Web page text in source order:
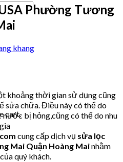
cart.
Phường Tương
khang
khoảng thời gian sử dụng cũng
sửa chữa. Điều này có thể do
bị hỏng,cũng có thể do nhu
cung cấp dịch vụ sửa lọc
Mai Quận Hoàng Mainhằm
quý khách.